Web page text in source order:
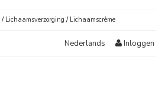
/ Lichaamsverzorging / Lichaamscrème
Nederlands Inloggen